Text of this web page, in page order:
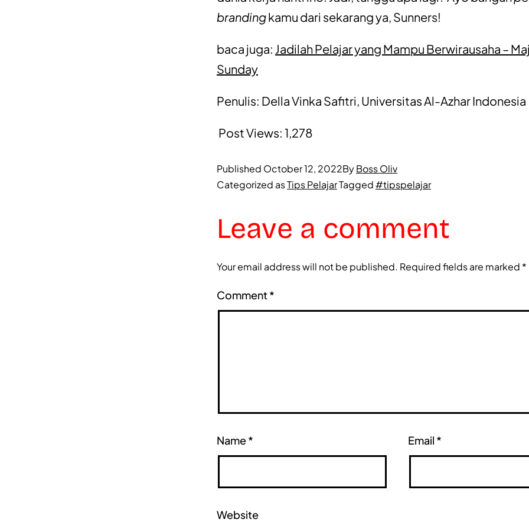
brandingkamu dari sekarang ya, Sunners!
baca juga: Jadilah Pelajar yang Mampu Berwirausaha –
Sunday
Penulis: Della Vinka Safitri, Universitas Al-Azhar Indonesia
Post Views: 1,278
Published October 12, 2022ByBoss Oliv
Categorized asTips PelajarTagged#tipspelajar
Leave a comment
Your email address will not be published. Required fields are marked *
Comment*
Name* Email *
Website